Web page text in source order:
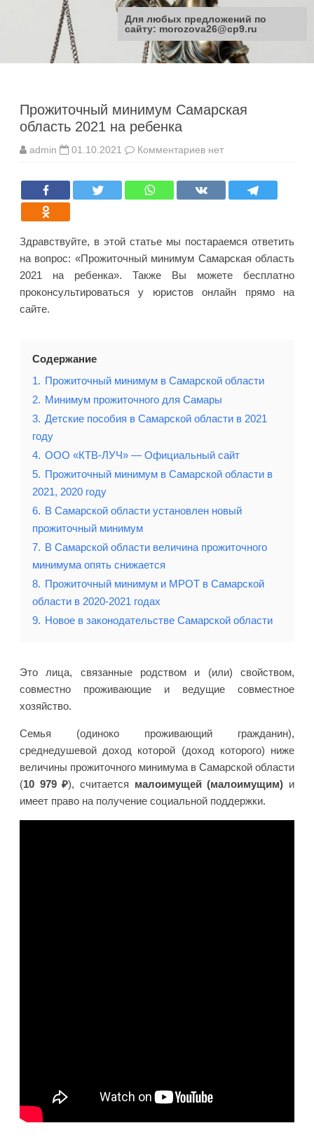
Прожиточный минимум Самарская
область 2021 на ребенка
admin 01.10.2021 Комментариевк
минимум
Самарская
область
нет
Здравствуйте, в этой статье мы постараемся ответить
на вопрос: «Прожиточный минимум Самарская область
2021 на ребенка». Также Вы можете бесплатно
проконсультироваться у юристов онлайн прямо на
сайте.
Содержание
1. Прожиточный минимум в Самарской области
2. Минимум прожиточного для Самары
3. Детские пособия в Самарской области в 2021
году
4. OOO «КТВ-ЛУЧ» — Официальный сайт
5. Прожиточный минимум в Самарской области в
2021, 2020 году
6. В Самарской области установлен новый
прожиточный минимум
7. В Самарской области величина прожиточного
минимума опять снижается
8. Прожиточный минимум и МРОТ в Самарской
области в 2020-2021 годах
9. Новое в законодательстве Самарской области
Это лица, связанные родством и (или) свойством,
совместно проживающие и ведущие совместное
хозяйство.
Семья (одиноко проживающий гражданин),
среднедушевой доход которой (доход которого) ниже
величины прожиточного минимума в Самарской области
(10 979 ₽), считается малоимущей (малоимущим) и
имеет право на получение социальной поддержки.
Для любых предложений по
сайту: morozova26@cp9.ru